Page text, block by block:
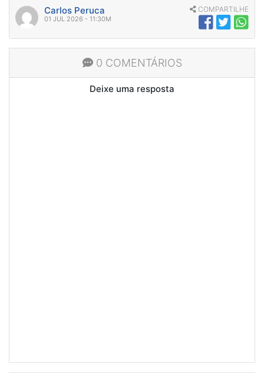
Carlos Peruca
01 JUL 2026 - 11:30M
COMPARTILHE
0 COMENTÁRIOS
Deixe uma resposta